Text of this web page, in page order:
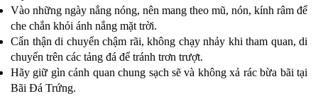
Vào những ngày nắng nóng, nên mang theo mũ, nón, kính râm để
che chắn khỏi ánh nắng mặt trời.
Cẩn thận di chuyển chậm rãi, không chạy nhảy khi tham quan, di
chuyển trên các tảng đá để tránh trơn trượt.
Hãy giữ gìn cảnh quan chung sạch sẽ và không xả rác bừa bãi tại
Bãi Đá Trứng.